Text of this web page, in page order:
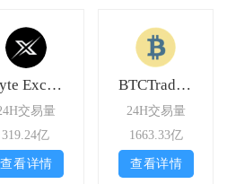
Byte Exchange
交易量
319.24亿
查看详情
BTCTradeUA
24H交易量
1663.33亿
查看详情